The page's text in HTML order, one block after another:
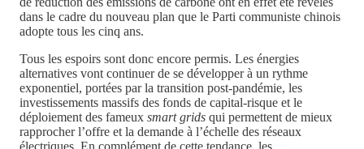
dans le cadre du nouveau plan que le Parti communiste chinois
adopte tous les cinq ans.
Tous les espoirs sont donc encore permis. Les énergies
alternatives vont continuer de se développer à un rythme
exponentiel, portées par la transition post-pandémie, les
investissements massifs des fonds de capital-risque et le
déploiement des fameux smart grids qui permettent de mieux
rapprocher l’offre et la demande à l’échelle des réseaux